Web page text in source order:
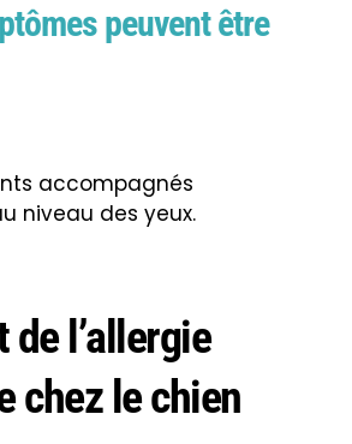
peuvent être
accompagnés
niveau des yeux.
l’allergie
chez le chien